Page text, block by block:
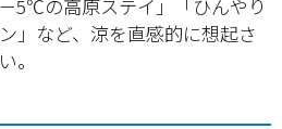
5℃の高原ステイ」「ひんやり
」など、涼を直感的に想起さ
。